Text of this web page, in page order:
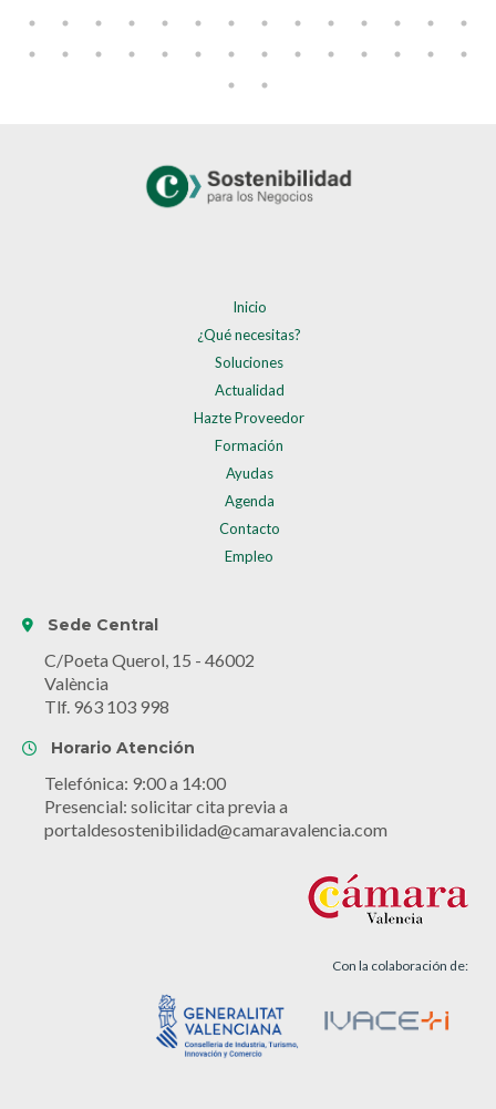
Inicio
¿Qué necesitas?
Soluciones
Actualidad
Hazte Proveedor
Formación
Ayudas
Agenda
Contacto
Empleo
Sede Central
C/Poeta Querol, 15 - 46002
València
Tlf. 963 103 998
Horario Atención
Telefónica: 9:00 a 14:00
Presencial: solicitar cita previa a
portaldesostenibilidad@camaravalencia.com
Con la colaboración de: